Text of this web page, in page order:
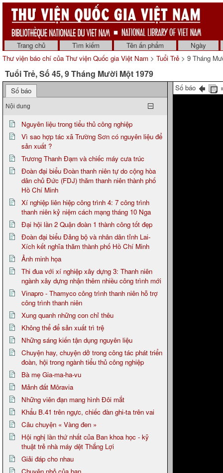
Trang chủ Tìm kiếm Tên ấn phẩm
Ngày
Thư viện báo chí của Thư viện Quốc gia Việt Nam > Tuổi Trẻ > 9 Tháng
Tuổi Trẻ, Số 45, 9 Tháng Mười Một 1979
Số báo
Nội dung
Nguyên liệu trong tiểu thủ công nghiệp
Vì sao hợp tác xã Trường Sơn có nguyên liệu để
sản xuất ?
Trương Thanh Đạm và chiếc máy cưa trúc
Đoàn đại biểu Đoàn thanh niên tự do cộng hòa
dân chủ Đức (FDJ) thăm thanh niên thành phố
Hồ Chí Minh
Xí nghiệp liên hiệp công trình 4: 7 công trình
thanh niên kỷ niệm cách mạng tháng 10 Nga
Đại hội lần 2 Quận đoàn 1 thành công tốt đẹp
Đoàn đại biểu Đảng bộ và nhân dân tỉnh Lai-
Xích kết nghĩa thăm thành phố Hồ Chí Minh
Ảnh minh họa
Thi đua với xí nghiệp xây dựng 3: Thanh niên
ngành xây dựng nhận thêm nhiều công trình mới
Vinapro - Thamyco công trình thanh niên hỗ trợ
công trình thanh niên
Xung quanh những con chỉ thêu
Không thể để sản xuất trì trệ
Những sáng kiến tận dụng nguyên liệu
Chuyện hay, chuyện dở trong công tác phát triển
đoàn, hội trong ngành tiểu thủ công nghiệp
Bà mẹ Gia-ma-ha-vu
Mảnh đất Môravia
Những viên đạn mang hình Đôi mắt
Khẩu B.41 trên ngực, chiếc đàn ghi-ta trên vai
Câu chuyện « Vàng đen »
Hội nghị lần thứ nhất của Ban khoa học - kỹ
thuật trẻ nhà máy dệt Thắng Lợi
Giải đáp cho nhau
Số báo